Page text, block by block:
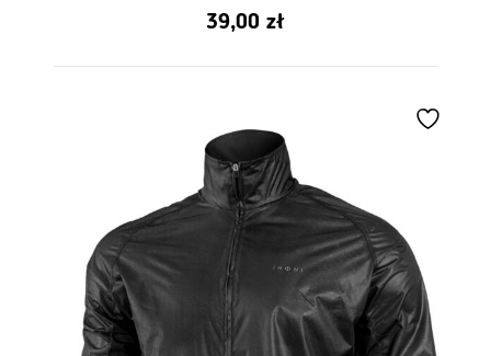
5.00
z 5
39,00 zł